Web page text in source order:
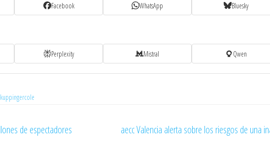
Facebook WhatsApp Bluesky
Perplexity Mistral Qwen
kuppingercole
de espectadores
aecc Valencia alerta sobre los riesgos de una